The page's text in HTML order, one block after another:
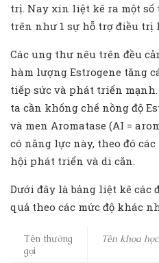
trị. Nay xin liệt kê ra một
trên như 1 sự hỗ trợ điều trị
Các ung thư nêu trên đều
hàm lượng Estrogene tăng
tiếp sức và phát triển
ta cần khống chế nồng độ
và men Aromatase (AI =
có năng lực này, theo đó
hội phát triển và di căn.
Dưới đây là bảng liệt kê các
quả theo các mức độ khác
Tên thường
gọi
Tên khoa học